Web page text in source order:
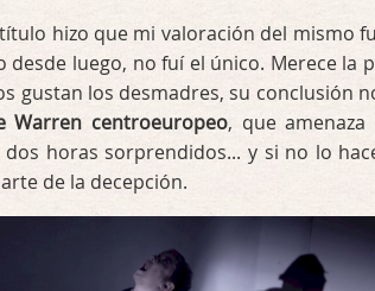
hizo que mi valoración del mismo
luego, no fuí el único. Merece la
gustan los desmadres, su conclusión
Warren centroeuropeo, que amenaza
horas sorprendidos... y si no lo
de la decepción.